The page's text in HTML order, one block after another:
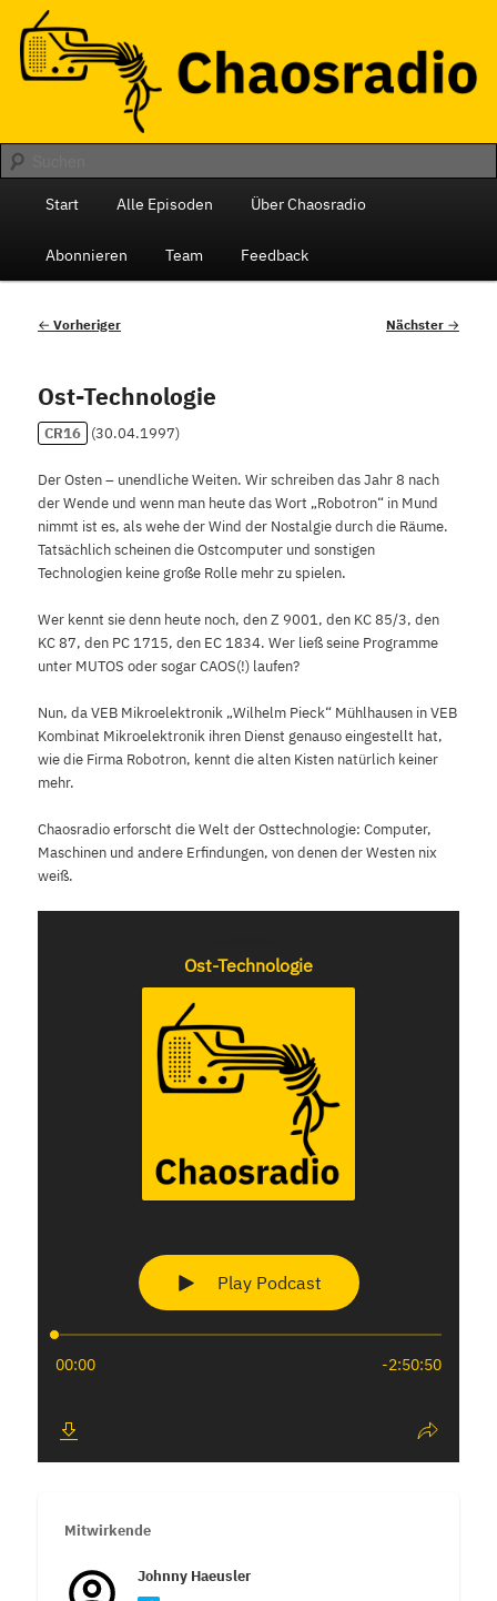
primären
Inhalt
springenChaosradio
Das monatliche Radio des Chaos Computer Club Berlin
Start Alle Episoden Über Chaosradio
Abonnieren Team Feedback
Beitragsnavigation
← Vorheriger Nächster →
Ost-Technologie
CR16 (30.04.1997)
Der Osten – unendliche Weiten. Wir schreiben das Jahr 8 nach
der Wende und wenn man heute das Wort „Robotron“ in Mund
nimmt ist es, als wehe der Wind der Nostalgie durch die Räume.
Tatsächlich scheinen die Ostcomputer und sonstigen
Technologien keine große Rolle mehr zu spielen.
Wer kennt sie denn heute noch, den Z 9001, den KC 85/3, den
KC 87, den PC 1715, den EC 1834. Wer ließ seine Programme
unter MUTOS oder sogar CAOS(!) laufen?
Nun, da VEB Mikroelektronik „Wilhelm Pieck“ Mühlhausen in VEB
Kombinat Mikroelektronik ihren Dienst genauso eingestellt hat,
wie die Firma Robotron, kennt die alten Kisten natürlich keiner
mehr.
Chaosradio erforscht die Welt der Osttechnologie: Computer,
Maschinen und andere Erfindungen, von denen der Westen nix
weiß.
Mitwirkende
Johnny Haeusler